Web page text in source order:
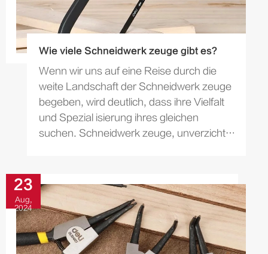
Wie viele Schneidwerk zeuge gibt es?
Wenn wir uns auf eine Reise durch die
weite Landschaft der Schneidwerk zeuge
begeben, wird deutlich, dass ihre Vielfalt
und Spezial isierung ihres gleichen
suchen. Schneidwerk zeuge, unverzicht
23
Aug,
2024